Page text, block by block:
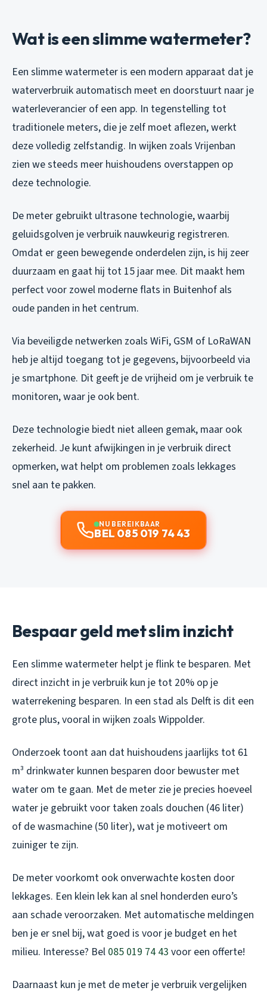
Wat is een slimme watermeter?
Een slimme watermeter is een modern apparaat dat je
waterverbruik automatisch meet en doorstuurt naar je
waterleverancier of een app. In tegenstelling tot
traditionele meters, die je zelf moet aflezen, werkt
deze volledig zelfstandig. In wijken zoals Vrijenban
zien we steeds meer huishoudens overstappen op
deze technologie.
De meter gebruikt ultrasone technologie, waarbij
geluidsgolven je verbruik nauwkeurig registreren.
Omdat er geen bewegende onderdelen zijn, is hij zeer
duurzaam en gaat hij tot 15 jaar mee. Dit maakt hem
perfect voor zowel moderne flats in Buitenhof als
oude panden in het centrum.
Via beveiligde netwerken zoals WiFi, GSM of LoRaWAN
heb je altijd toegang tot je gegevens, bijvoorbeeld via
je smartphone. Dit geeft je de vrijheid om je verbruik te
monitoren, waar je ook bent.
Deze technologie biedt niet alleen gemak, maar ook
zekerheid. Je kunt afwijkingen in je verbruik direct
opmerken, wat helpt om problemen zoals lekkages
snel aan te pakken.
NU BEREIKBAAR
BEL 085 019 74 43
Bespaar geld met slim inzicht
Een slimme watermeter helpt je flink te besparen. Met
direct inzicht in je verbruik kun je tot 20% op je
waterrekening besparen. In een stad als Delft is dit een
grote plus, vooral in wijken zoals Wippolder.
Onderzoek toont aan dat huishoudens jaarlijks tot 61
m³ drinkwater kunnen besparen door bewuster met
water om te gaan. Met de meter zie je precies hoeveel
water je gebruikt voor taken zoals douchen (46 liter)
of de wasmachine (50 liter), wat je motiveert om
zuiniger te zijn.
De meter voorkomt ook onverwachte kosten door
lekkages. Een klein lek kan al snel honderden euro’s
aan schade veroorzaken. Met automatische meldingen
ben je er snel bij, wat goed is voor je budget en het
milieu. Interesse? Bel 085 019 74 43 voor een offerte!
Daarnaast kun je met de meter je verbruik vergelijken